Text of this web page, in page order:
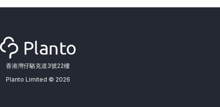
香港灣仔駱克道3號22樓
Planto Limited © 2026